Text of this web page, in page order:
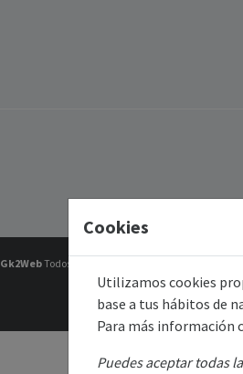
Gk2WebTodos los derechos reservados.
Cookies
Utilizamos cookies
base a tus hábitos de
Para más información
Puedes aceptar todas